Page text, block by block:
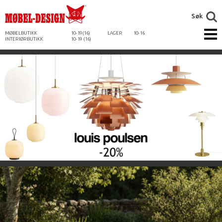
MØBELBUTIKK 10-19(16) LAGER
10-16
INTERIØRBUTIKK
10-19 (16)
Søk